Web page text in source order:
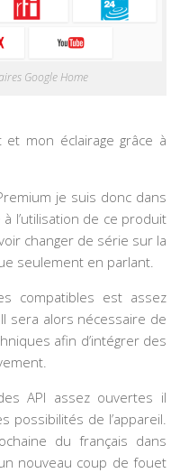
Google Home
et mon éclairage grâce à
je suis donc dans
l’utilisation de ce produit
changer de série sur la
seulement en parlant.
compatibles est assez
sera alors nécessaire de
afin d’intégrer des
API assez ouvertes il
possibilités de l’appareil.
du français dans
nouveau coup de fouet